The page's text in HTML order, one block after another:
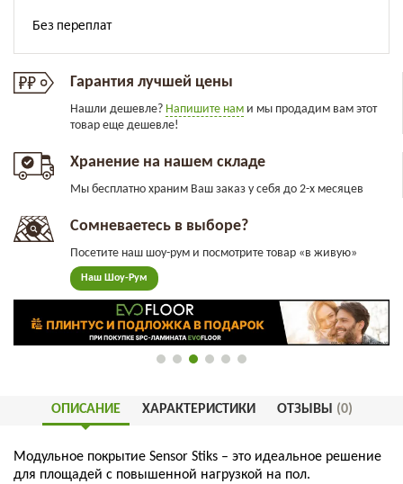
Гарантия лучшей цены
Нашли дешевле? Напишите нам и мы продадим вам этот
товар еще дешевле!
Хранение на нашем складе
Мы бесплатно храним Ваш заказ у себя до 2-х месяцев
Сомневаетесь в выборе?
Посетите наш шоу-рум и посмотрите товар «в живую»
Наш Шоу-Рум
ОПИСАНИЕ ХАРАКТЕРИСТИКИ ОТЗЫВЫ (0)
Модульное покрытие Sensor Stiks – это идеальное решение
для площадей с повышенной нагрузкой на пол.